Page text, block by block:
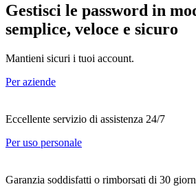
Gestisci le password in
semplice, veloce e sicuro
Mantieni sicuri i tuoi account.
Per aziende
Eccellente servizio di assistenza 24/7
Per uso personale
Garanzia soddisfatti o rimborsati di 30